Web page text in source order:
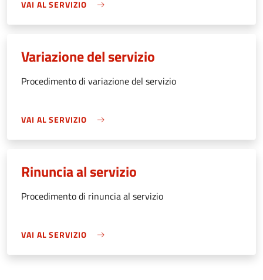
VAI AL SERVIZIO
Variazione del servizio
Procedimento di variazione del servizio
VAI AL SERVIZIO
Rinuncia al servizio
Procedimento di rinuncia al servizio
VAI AL SERVIZIO